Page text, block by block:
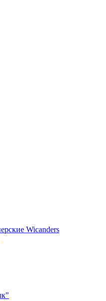
Wicanders